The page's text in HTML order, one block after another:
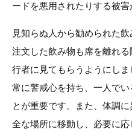
ードを悪用されたりする被害
見知らぬ人から勧められた
注文した飲み物も席を離れ
行者に見てもらうようにし
常に警戒心を持ち、一人で
とが重要です。また、体調
全な場所に移動し、必要に